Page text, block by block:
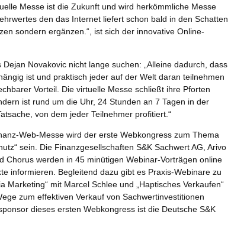
Messe ist die Zukunft und wird herkömmliche Messe
den das Internet liefert schon bald in den Schatten
sondern ergänzen.“, ist sich der innovative Online-
Novakovic nicht lange suchen: „Alleine dadurch, dass
ist und praktisch jeder auf der Welt daran teilnehmen
Vorteil. Die virtuelle Messe schließt ihre Pforten
ist rund um die Uhr, 24 Stunden an 7 Tagen in der
von dem jeder Teilnehmer profitiert.“
Web-Messe wird der erste Webkongress zum Thema
sein. Die Finanzgesellschaften S&K Sachwert AG, Arivo
Chorus werden in 45 minütigen Webinar-Vorträgen online
informieren. Begleitend dazu gibt es Praxis-Webinare zu
Marketing“ mit Marcel Schlee und „Haptisches Verkaufen“
zum effektiven Verkauf von Sachwertinvestitionen
dieses ersten Webkongress ist die Deutsche S&K